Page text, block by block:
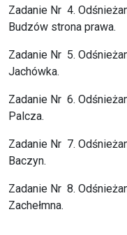
Zadanie Nr 4.
Budzów strona prawa.
Zadanie Nr 5.
Jachówka.
Zadanie Nr 6.
Palcza.
Zadanie Nr 7.
Baczyn.
Zadanie Nr 8.
Zachełmna.